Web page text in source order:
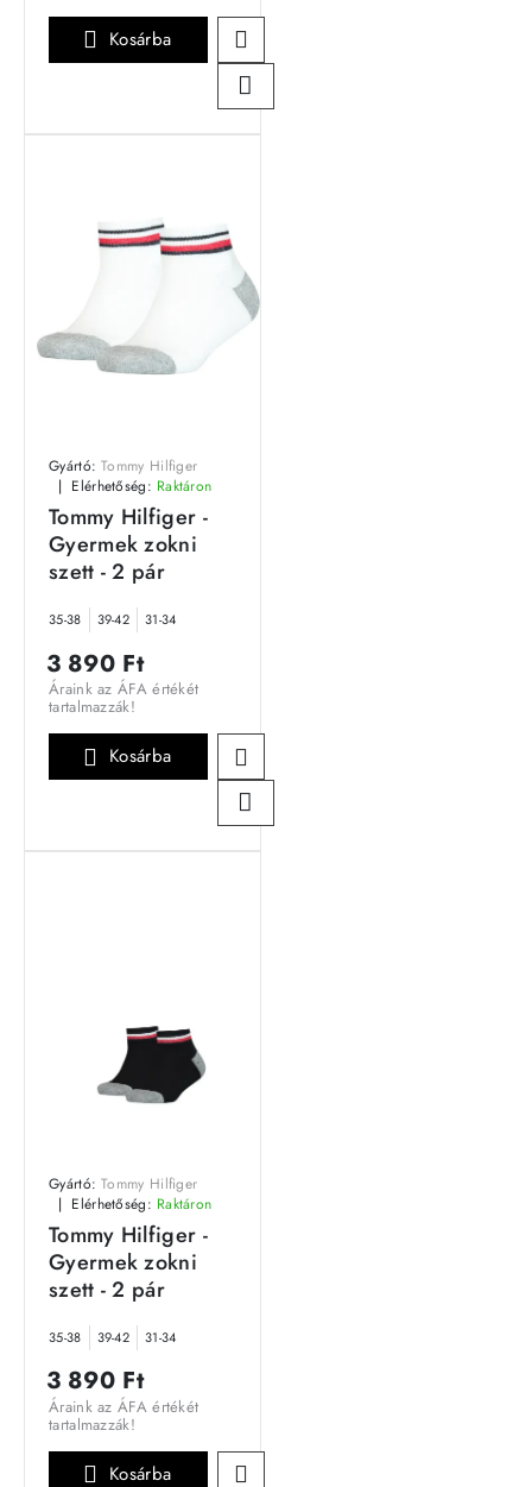
Kosárba
Gyártó: Tommy Hilfiger
Elérhetőség: Raktáron
Tommy Hilfiger -
Gyermek zokni
szett - 2 pár
35-38 39-42 31-34
3 890 Ft
Áraink az ÁFA értékét
tartalmazzák!
Kosárba
Gyártó: Tommy Hilfiger
Elérhetőség: Raktáron
Tommy Hilfiger -
Gyermek zokni
szett - 2 pár
35-38 39-42 31-34
3 890 Ft
Áraink az ÁFA értékét
tartalmazzák!
Kosárba